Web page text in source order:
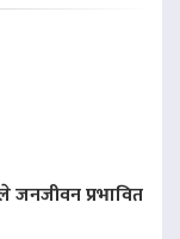
जनजीवन प्रभावित